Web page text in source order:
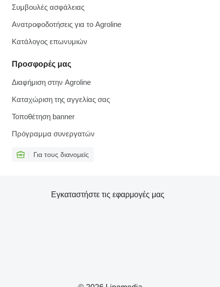
Συμβουλές ασφάλειας
Ανατροφοδοτήσεις για το Agroline
Κατάλογος επωνυμιών
Προσφορές μας
Διαφήμιση στην Agroline
Καταχώριση της αγγελίας σας
Τοποθέτηση banner
Πρόγραμμα συνεργατών
Για τους διανομείς
Εγκαταστήστε τις εφαρμογές μας